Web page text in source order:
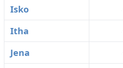
Isko
Itha
Jena